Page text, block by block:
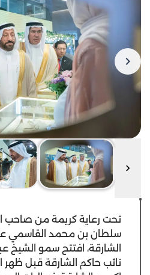
تحت رعاية كريمة من صاحب
سلطان بن محمد القاسمي
الشارقة، افتتح سمو الشيخ
نائب حاكم الشارقة قبل ظهر